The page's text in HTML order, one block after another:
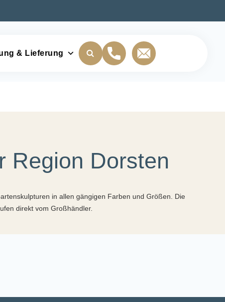
& Lieferung
Region Dorsten
in allen gängigen Farben und Größen. Die
direkt vom Großhändler.